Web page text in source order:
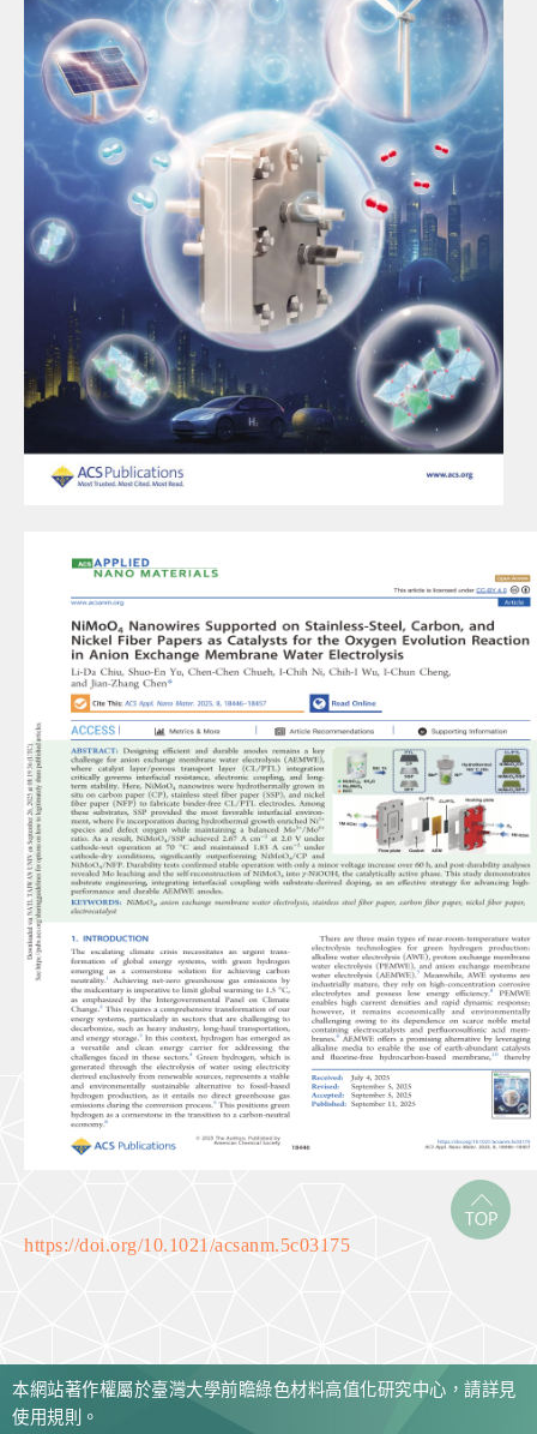
https://doi.org/10.1021/acsanm.5c03175
本網站著作權屬於臺灣大學前瞻綠色材料高值化研究中心，請詳見
使用規則。